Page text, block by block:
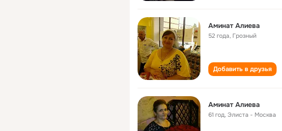
Аминат Алиева
52 года, Грозный
Добавить в друзья
Аминат Алиева
61 год, Элиста - Москва